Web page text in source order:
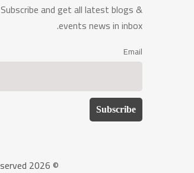
Subscribe and get all latest blogs &
events news in inbox.
Email
© 2026 Location Solutions Telemetics LLC. All Rights Reserved.